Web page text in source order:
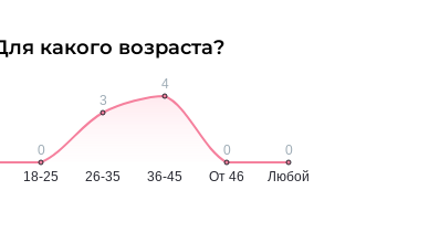
какого возраста?